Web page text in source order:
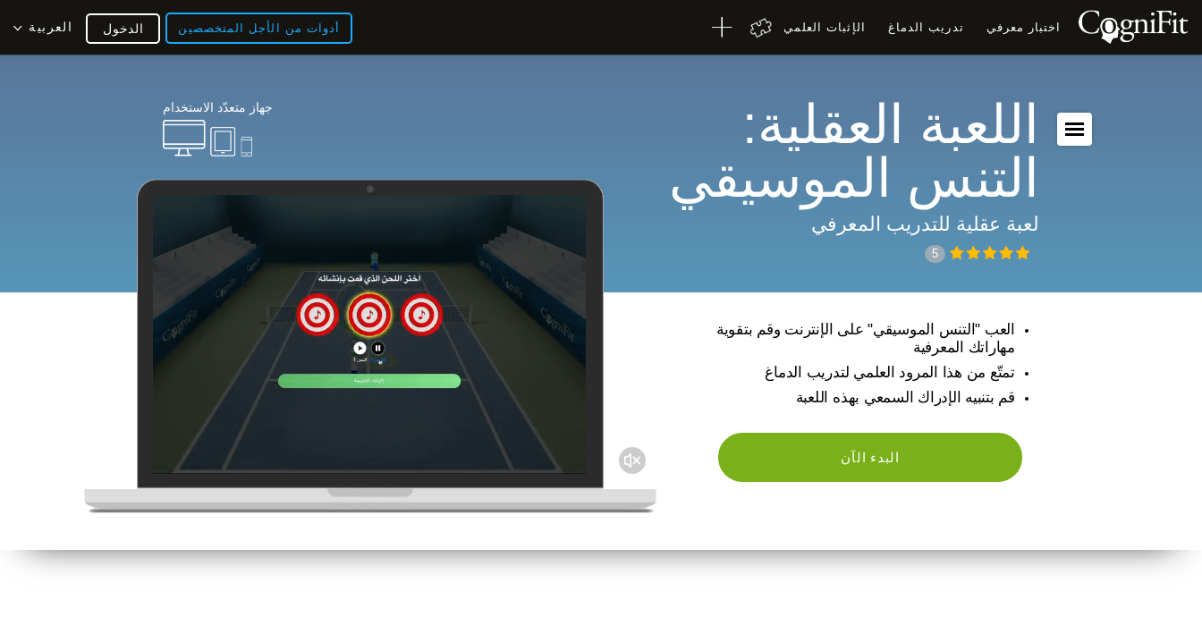
اختبار معرفي تدريب الدماغ الإثبات العلمي أدوات من الأجل المتخصصين العربية الدخول
جهاز متعدّد الاستخدام
اللعبة العقلية:
التنس الموسيقي
لعبة عقلية للتدريب المعرفي
5
العب "التنس الموسيقي" على الإنترنت وقم بتقوية
مهاراتك المعرفية
تمتّع من هذا المرود العلمي لتدريب الدماغ
قم بتنبيه الإدراك السمعي بهذه اللعبة
البدء الآن